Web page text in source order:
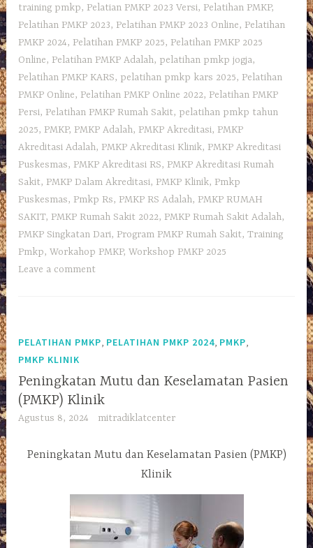
training pmkp, Pelatian PMKP 2023 Versi, Pelatihan PMKP,
Pelatihan PMKP 2023, Pelatihan PMKP 2023 Online, Pelatihan
PMKP 2024, Pelatihan PMKP 2025, Pelatihan PMKP 2025
Online, Pelatihan PMKP Adalah, pelatihan pmkp jogja,
Pelatihan PMKP KARS, pelatihan pmkp kars 2025, Pelatihan
PMKP Online, Pelatihan PMKP Online 2022, Pelatihan PMKP
Persi, Pelatihan PMKP Rumah Sakit, pelatihan pmkp tahun
2025, PMKP, PMKP Adalah, PMKP Akreditasi, PMKP
Akreditasi Adalah, PMKP Akreditasi Klinik, PMKP Akreditasi
Puskesmas, PMKP Akreditasi RS, PMKP Akreditasi Rumah
Sakit, PMKP Dalam Akreditasi, PMKP Klinik, Pmkp
Puskesmas, Pmkp Rs, PMKP RS Adalah, PMKP RUMAH
SAKIT, PMKP Rumah Sakit 2022, PMKP Rumah Sakit Adalah,
PMKP Singkatan Dari, Program PMKP Rumah Sakit,Training
Pmkp,Workahop PMKP,Workshop PMKP 2025
Leave a comment
PELATIHAN PMKP PELATIHAN PMKP 2024 PMKP
PMKP KLINIK
Peningkatan Mutu dan Keselamatan Pasien
(PMKP) Klinik
Agustus 8, 2024 mitradiklatcenter
Peningkatan Mutu dan Keselamatan Pasien (PMKP)
Klinik